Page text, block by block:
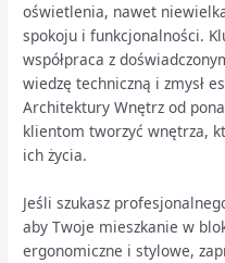
oświetlenia, nawet
spokoju i funkcjonalności.
współpraca z
wiedzę techniczną i zmysł
Architektury Wnętrz od
klientom tworzyć wnętrza,
ich życia.
Jeśli szukasz
aby Twoje mieszkanie w
ergonomiczne i stylowe,